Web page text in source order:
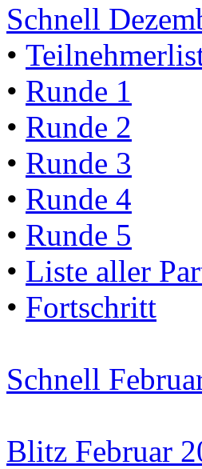
Schnell
•
• Runde 1
• Runde 2
• Runde 3
• Runde 4
• Runde 5
• Liste aller
• Fortschritt
Schnell
Blitz Februar